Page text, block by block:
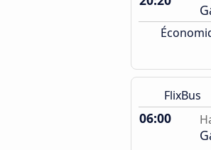
FlixBus
06:00